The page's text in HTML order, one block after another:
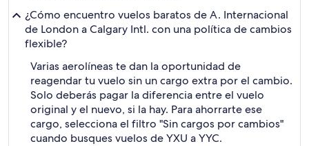
¿Cómo encuentro vuelos baratos de A. Internacional
de London a Calgary Intl. con una política de cambios
flexible?
Varias aerolíneas te dan la oportunidad de
reagendar tu vuelo sin un cargo extra por el cambio.
Solo deberás pagar la diferencia entre el vuelo
original y el nuevo, si la hay. Para ahorrarte ese
cargo, selecciona el filtro "Sin cargos por cambios"
cuando busques vuelos de YXU a YYC.